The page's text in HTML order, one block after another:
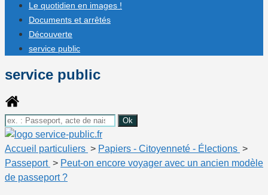
Le quotidien en images !
Documents et arrêtés
Découverte
service public
service public
Accueil particuliers > Papiers - Citoyenneté - Élections >
Passeport > Peut-on encore voyager avec un ancien modèle
de passeport ?